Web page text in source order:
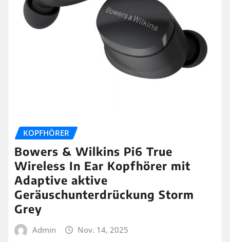
KOPFHÖRER
Bowers & Wilkins Pi6 True
Wireless In Ear Kopfhörer mit
Adaptive aktive
Geräuschunterdrückung Storm
Grey
Admin Nov. 14, 2025